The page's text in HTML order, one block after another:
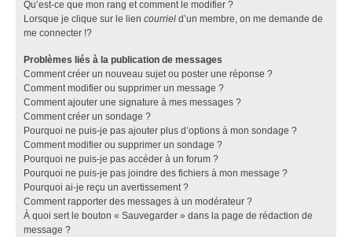
Qu’est-ce que mon rang et comment le modifier ?
Lorsque je clique sur le lien courriel d’un membre, on me demande de
me connecter !?
Problèmes liés à la publication de messages
Comment créer un nouveau sujet ou poster une réponse ?
Comment modifier ou supprimer un message ?
Comment ajouter une signature à mes messages ?
Comment créer un sondage ?
Pourquoi ne puis-je pas ajouter plus d’options à mon sondage ?
Comment modifier ou supprimer un sondage ?
Pourquoi ne puis-je pas accéder à un forum ?
Pourquoi ne puis-je pas joindre des fichiers à mon message ?
Pourquoi ai-je reçu un avertissement ?
Comment rapporter des messages à un modérateur ?
À quoi sert le bouton « Sauvegarder » dans la page de rédaction de
message ?